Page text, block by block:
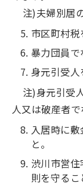
注)夫婦別居
市区町村税
暴力団員で
身元引受人
注)身元引受
人又は破産者で
入居時に
と。
渋川市営
則を守るこ